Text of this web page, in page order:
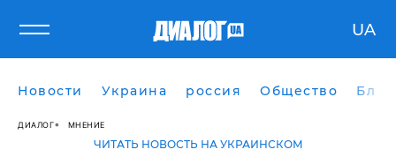
UA
Новости Украина россия Общество
ДИАЛОГ МНЕНИЕ
ЧИТАТЬ НОВОСТЬ НА УКРАИНСКОМ